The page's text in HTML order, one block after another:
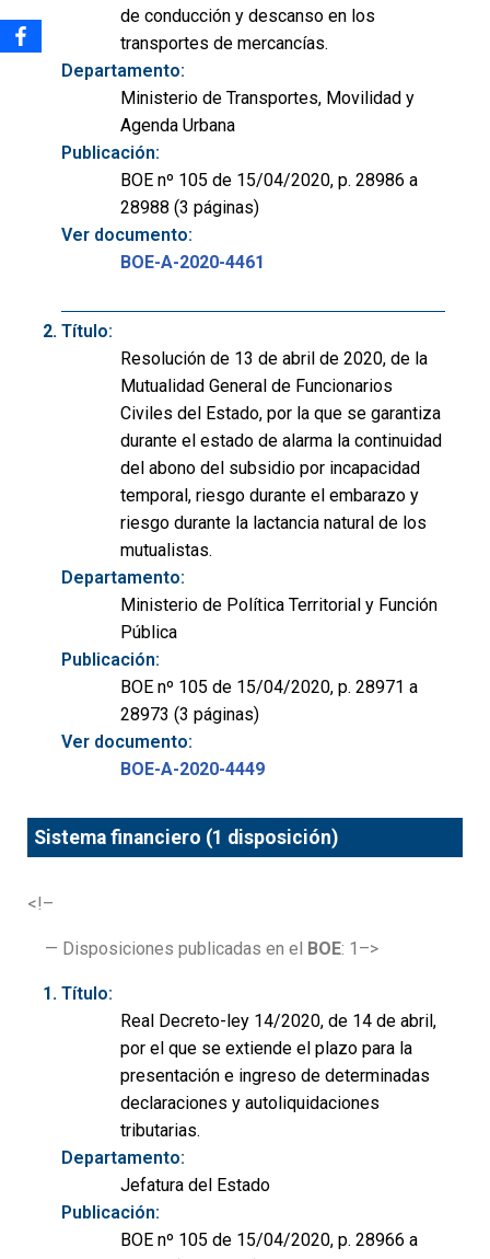
de conducción y descanso en los
transportes de mercancías.
Departamento:
Ministerio de Transportes, Movilidad y
Agenda Urbana
Publicación:
BOE nº 105 de 15/04/2020, p. 28986 a
28988 (3 páginas)
Ver documento:
BOE-A-2020-4461
Título:
Resolución de 13 de abril de 2020, de la
Mutualidad General de Funcionarios
Civiles del Estado, por la que se garantiza
durante el estado de alarma la continuidad
del abono del subsidio por incapacidad
temporal, riesgo durante el embarazo y
riesgo durante la lactancia natural de los
mutualistas.
Departamento:
Ministerio de Política Territorial y Función
Pública
Publicación:
BOE nº 105 de 15/04/2020, p. 28971 a
28973 (3 páginas)
Ver documento:
BOE-A-2020-4449
Sistema financiero (1 disposición)
<!–
— Disposiciones publicadas en el BOE: 1–>
Título:
Real Decreto-ley 14/2020, de 14 de abril,
por el que se extiende el plazo para la
presentación e ingreso de determinadas
declaraciones y autoliquidaciones
tributarias.
Departamento:
Jefatura del Estado
Publicación:
BOE nº 105 de 15/04/2020, p. 28966 a